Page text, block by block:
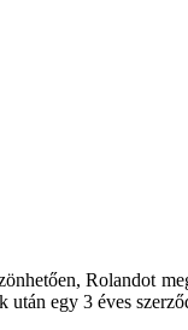
Rolandot
után egy 3 éves